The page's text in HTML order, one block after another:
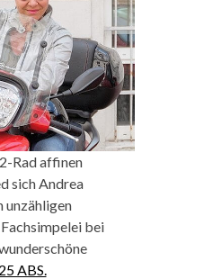
Rad affinen
sich Andrea
unzähligen
bei
ABS.